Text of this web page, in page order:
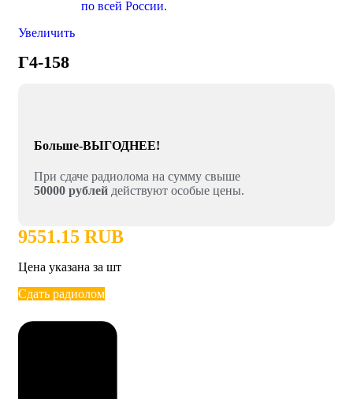
Увеличить
Г4-158
Больше-ВЫГОДНЕЕ!
При сдаче радиолома на сумму свыше
50000 рублей действуют особые цены.
9551.15 RUB
Цена указана за шт
Сдать радиолом